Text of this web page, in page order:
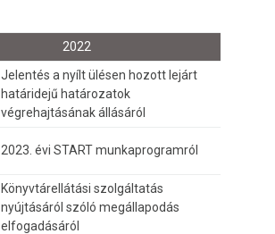
2022
Jelentés a nyílt ülésen hozott lejárt
határidejű határozatok
végrehajtásának állásáról
2023. évi START munkaprogramról
Könyvtárellátási szolgáltatás
nyújtásáról szóló megállapodás
elfogadásáról